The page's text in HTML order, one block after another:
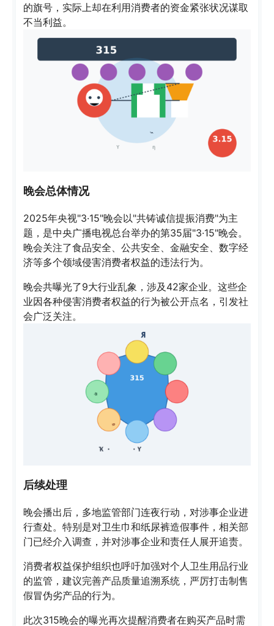
的旗号，实际上却在利用消费者的资金紧张状况谋取
不当利益。
晚会总体情况
2025年央视"3·15"晚会以"共铸诚信提振消费"为主
题，是中央广播电视总台举办的第35届"3·15"晚会。
晚会关注了食品安全、公共安全、金融安全、数字经
济等多个领域侵害消费者权益的违法行为。
晚会共曝光了9大行业乱象，涉及42家企业。这些企
业因各种侵害消费者权益的行为被公开点名，引发社
会广泛关注。
后续处理
晚会播出后，多地监管部门连夜行动，对涉事企业进
行查处。特别是对卫生巾和纸尿裤造假事件，相关部
门已经介入调查，并对涉事企业和责任人展开追责。
消费者权益保护组织也呼吁加强对个人卫生用品行业
的监管，建议完善产品质量追溯系统，严厉打击制售
假冒伪劣产品的行为。
此次315晚会的曝光再次提醒消费者在购买产品时需